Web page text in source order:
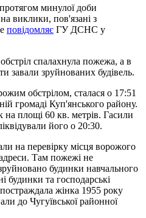
минулої доби
виклики, пов'язані з
повідомляє ГУ ДСНС у
спалахнула пожежа, а в
завали зруйнованих будівель.
обстрілом, сталася о 17:51
громаді Куп'янського району.
площі 60 кв. метрів. Гасили
його о 20:30.
на перевірку місця ворожого
Там пожежі не
будинки навчального
будинки та господарські
жінка 1955 року
до Чугуївської районної